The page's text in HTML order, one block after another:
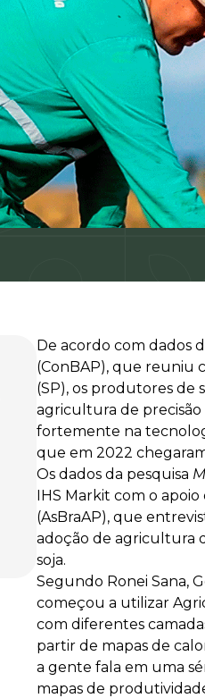
De acordo com dados
(ConBAP), que reuniu
(SP), os produtores de
agricultura de precisão
fortemente na
que em 2022
Os dados da pesquisa
IHS Markit com o apoio
(AsBraAP), que
adoção de agricultura
soja.
Segundo Ronei Sana,
começou a utilizar
com diferentes
partir de mapas de
a gente fala em uma
mapas de